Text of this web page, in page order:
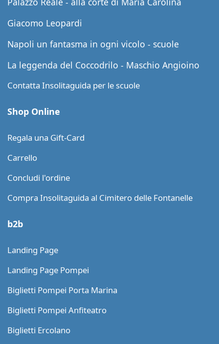
Giacomo Leopardi
Napoli un fantasma in ogni vicolo - scuole
La leggenda del Coccodrilo - Maschio Angioino
Contatta Insolitaguida per le scuole
Shop Online
Regala una Gift-Card
Carrello
Concludi l'ordine
Compra Insolitaguida al Cimitero delle Fontanelle
b2b
Landing Page
Landing Page Pompei
Biglietti Pompei Porta Marina
Biglietti Pompei Anfiteatro
Biglietti Ercolano